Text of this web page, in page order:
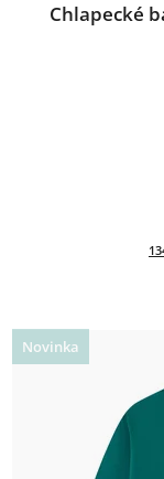
Chlapecké
Novinka